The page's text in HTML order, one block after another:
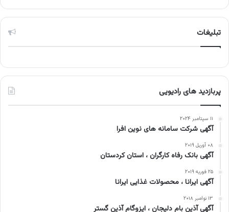
تبلیغات
پربازدید های رادیویی
۱۱ سپتامبر ۲۰۲۴
آگهی شرکت سامانه های نوین افرا
۰۸ آوریل ۲۰۱۹
آگهی بانک رفاه کارگران ، استان کردستان
۲۵ فوریه ۲۰۱۹
آگهی ایرانا ، محصولات غذایی ایرانا
۱۳ نوامبر ۲۰۱۸
آگهی آذین بام دلیجان ، ایزوگام آذین گستر